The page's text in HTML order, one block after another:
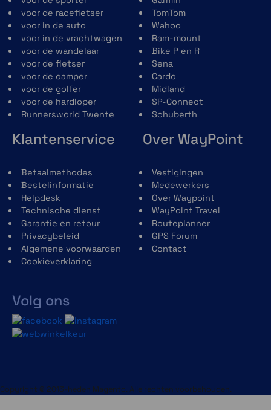
voor de racefietser
voor in de auto
voor in de vrachtwagen
voor de wandelaar
voor de fietser
voor de camper
voor de golfer
voor de hardloper
Runnersworld Twente
TomTom
Wahoo
Ram-mount
Bike P en R
Sena
Cardo
Midland
SP-Connect
Schuberth
Klantenservice
Betaalmethodes
Bestelinformatie
Helpdesk
Technische dienst
Garantie en retour
Privacybeleid
Algemene voorwaarden
Cookieverklaring
Volg ons
Over WayPoint
Vestigingen
Medewerkers
Over Waypoint
WayPoint Travel
Routeplanner
GPS Forum
Contact
Copyright © 2013-heden Magento. Alle rechten voorbehouden.